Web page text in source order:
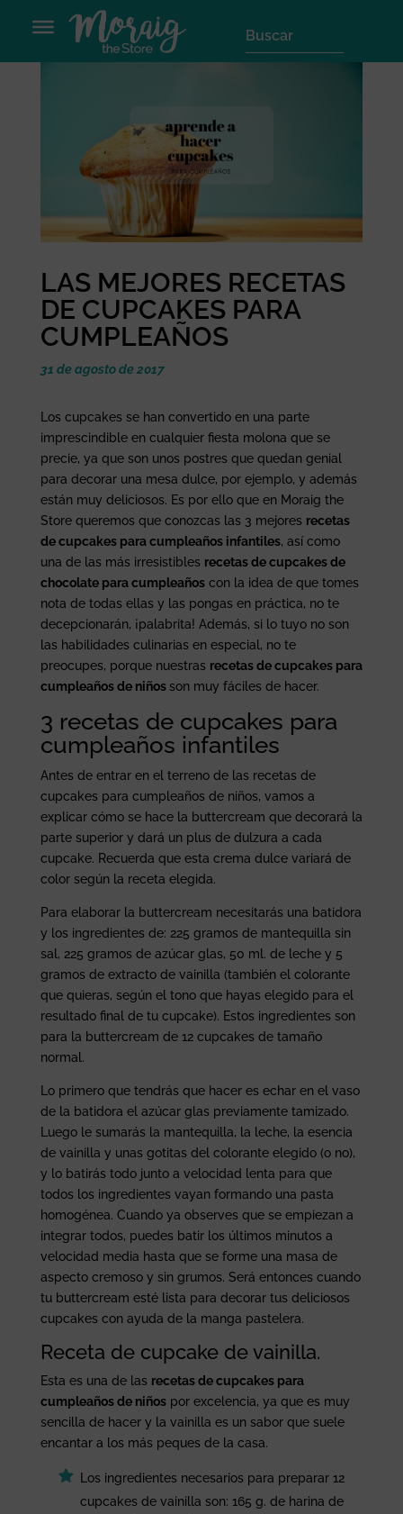
LAS MEJORES RECETAS
DE CUPCAKES PARA
CUMPLEAÑOS
31 de agosto de 2017
Los cupcakes se han convertido en una parte
imprescindible en cualquier fiesta molona que se
precie, ya que son unos postres que quedan genial
para decorar una mesa dulce, por ejemplo, y además
están muy deliciosos. Es por ello que en Moraig the
Store queremos que conozcas las 3 mejores recetas
de cupcakes para cumpleaños infantiles, así como
una de las más irresistibles recetas de cupcakes de
chocolate para cumpleañoscon la idea de que tomes
nota de todas ellas y las pongas en práctica, no te
decepcionarán, ¡palabrita! Además, si lo tuyo no son
las habilidades culinarias en especial, no te
preocupes, porque nuestras recetas de cupcakes para
cumpleaños de niñosson muy fáciles de hacer.
3 recetas de cupcakes para
cumpleaños infantiles
Antes de entrar en el terreno de las recetas de
cupcakes para cumpleaños de niños, vamos a
explicar cómo se hace la buttercream que decorará la
parte superior y dará un plus de dulzura a cada
cupcake. Recuerda que esta crema dulce variará de
color según la receta elegida.
Para elaborar la buttercream necesitarás una batidora
y los ingredientes de: 225 gramos de mantequilla sin
sal, 225 gramos de azúcar glas, 50 ml. de leche y 5
gramos de extracto de vainilla (también el colorante
que quieras, según el tono que hayas elegido para el
resultado final de tu cupcake). Estos ingredientes son
para la buttercream de 12 cupcakes de tamaño
normal.
Lo primero que tendrás que hacer es echar en el vaso
de la batidora el azúcar glas previamente tamizado.
Luego le sumarás la mantequilla, la leche, la esencia
de vainilla y unas gotitas del colorante elegido (o no),
y lo batirás todo junto a velocidad lenta para que
todos los ingredientes vayan formando una pasta
homogénea. Cuando ya observes que se empiezan a
integrar todos, puedes batir los últimos minutos a
velocidad media hasta que se forme una masa de
aspecto cremoso y sin grumos. Será entonces cuando
tu buttercream esté lista para decorar tus deliciosos
cupcakes con ayuda de la manga pastelera.
Receta de cupcake de vainilla.
Esta es una de las recetas de cupcakes para
cumpleaños de niñospor excelencia, ya que es muy
sencilla de hacer y la vainilla es un sabor que suele
encantar a los más peques de la casa.
Los ingredientes necesarios para preparar 12
cupcakes de vainilla son: 165 g. de harina de